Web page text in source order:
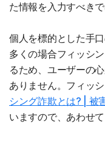
た情報を入力すべきで
個人を標的とした手
多くの場合フィッシ
るため、ユーザーの
ありません。フィッ
シング詐欺とは? | 被
いますので、あわせて